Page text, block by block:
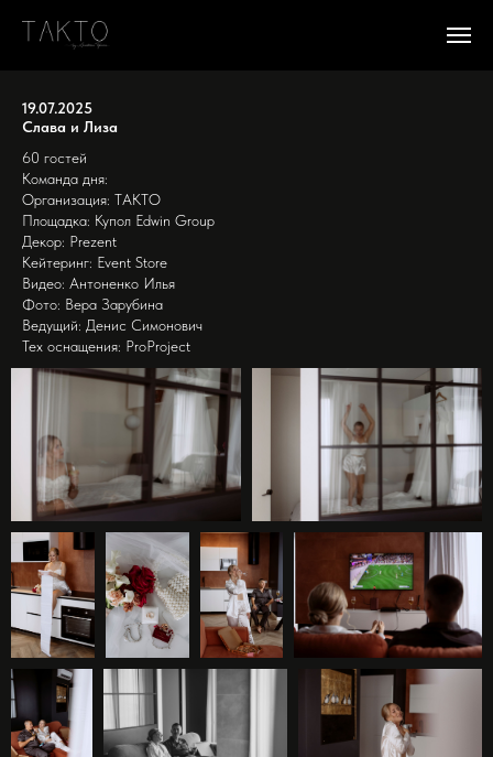
19.07.2025
Слава и Лиза
60 гостей
Команда дня:
Организация: ТАКТО
Площадка: Купол Edwin Group
Декор: Prezent
Кейтеринг: Event Store
Видео: Антоненко Илья
Фото: Вера Зарубина
Ведущий: Денис Симонович
Тех оснащения: ProProject